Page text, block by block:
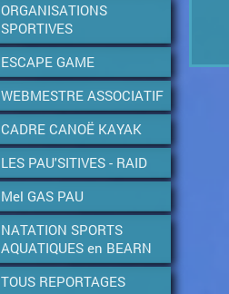
ORGANISATIONS
SPORTIVES
ESCAPE GAME
WEBMESTRE ASSOCIATIF
CADRE CANOË KAYAK
LES PAU'SITIVES - RAID
Mel GAS PAU
NATATION SPORTS
AQUATIQUES en BEARN
TOUS REPORTAGES